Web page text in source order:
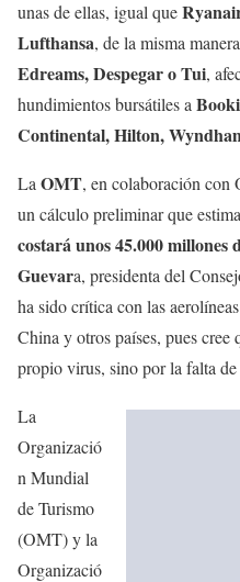
unas de ellas, igual que
Lufthansa, de la misma
Edreams, Despegar o Tui,
hundimientos bursátiles a
Continental, Hilton,
La OMT, en colaboración con
un cálculo preliminar que
costará unos 45.000 millones
Guevara, presidenta del
ha sido crítica con las
China y otros países, pues
propio virus, sino por la falta de
La
Organizació
n Mundial
de Turismo
(OMT) y la
Organizació